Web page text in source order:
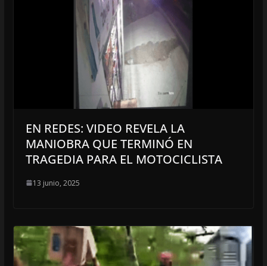
EN REDES: VIDEO REVELA LA
MANIOBRA QUE TERMINÓ EN
TRAGEDIA PARA EL MOTOCICLISTA
13 junio, 2025